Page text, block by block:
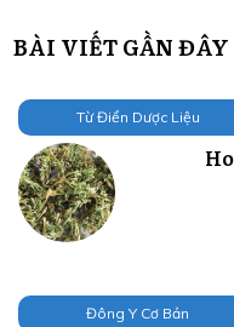
BÀI VIẾT GẦN ĐÂY
Từ Điển Dược Liệu
Đông Y Cơ Bản